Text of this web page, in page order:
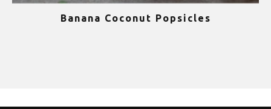
Banana Coconut Popsicles